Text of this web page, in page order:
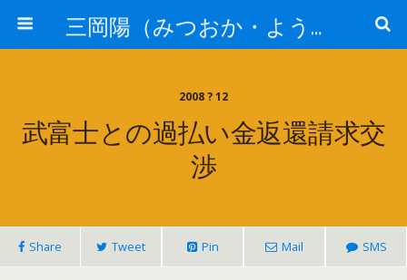
三岡陽（みつおか・よう）司法書士の骨【司法書士法人静岡】
2008 ? 12
武富士との過払い金返還請求交
渉
Share Tweet Pin Mail SMS